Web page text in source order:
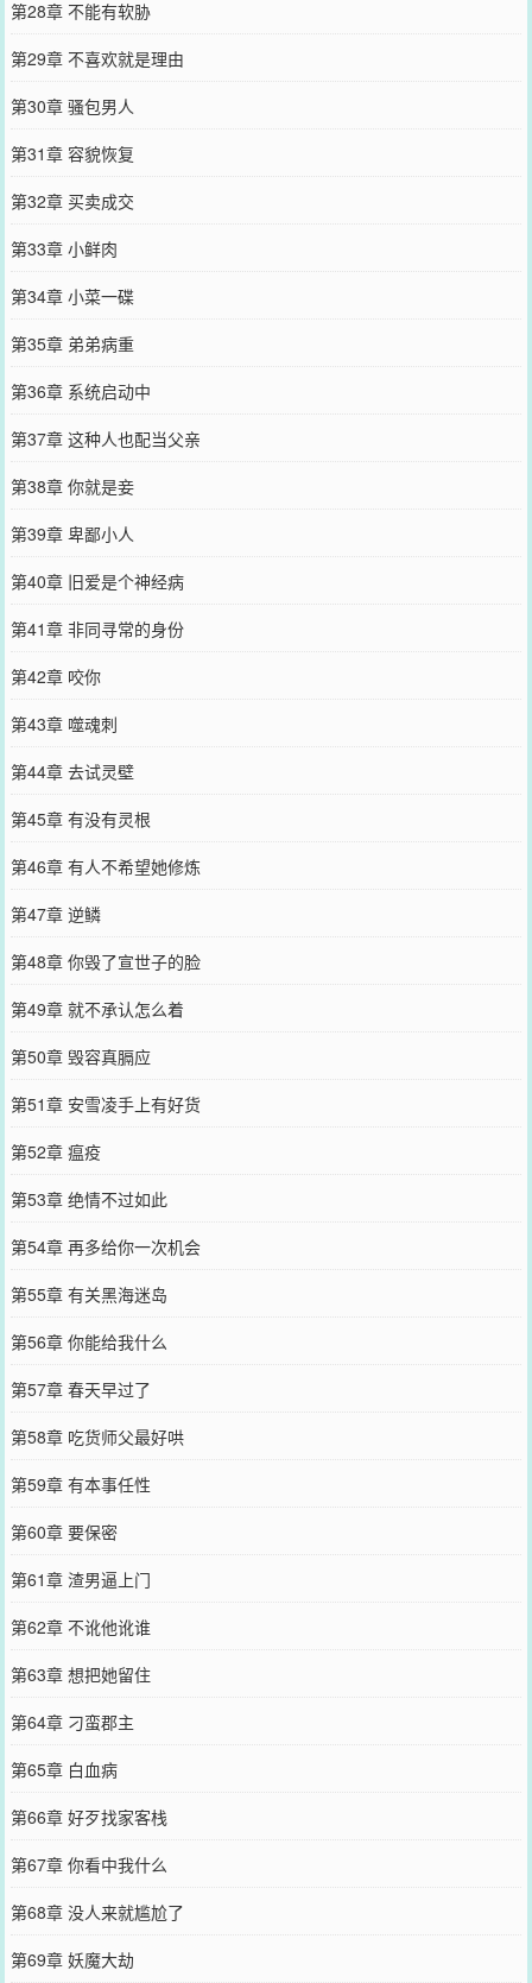
第28章 不能有软胁
第29章 不喜欢就是理由
第30章 骚包男人
第31章 容貌恢复
第32章 买卖成交
第33章 小鲜肉
第34章 小菜一碟
第35章 弟弟病重
第36章 系统启动中
第37章 这种人也配当父亲
第38章 你就是妾
第39章 卑鄙小人
第40章 旧爱是个神经病
第41章 非同寻常的身份
第42章 咬你
第43章 噬魂刺
第44章 去试灵壁
第45章 有没有灵根
第46章 有人不希望她修炼
第47章 逆鳞
第48章 你毁了宣世子的脸
第49章 就不承认怎么着
第50章 毁容真膈应
第51章 安雪凌手上有好货
第52章 瘟疫
第53章 绝情不过如此
第54章 再多给你一次机会
第55章 有关黑海迷岛
第56章 你能给我什么
第57章 春天早过了
第58章 吃货师父最好哄
第59章 有本事任性
第60章 要保密
第61章 渣男逼上门
第62章 不讹他讹谁
第63章 想把她留住
第64章 刁蛮郡主
第65章 白血病
第66章 好歹找家客栈
第67章 你看中我什么
第68章 没人来就尴尬了
第69章 妖魔大劫